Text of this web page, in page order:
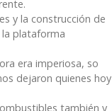
y la construcción de
plataforma
era imperiosa, so
dejaron quienes hoy
también y